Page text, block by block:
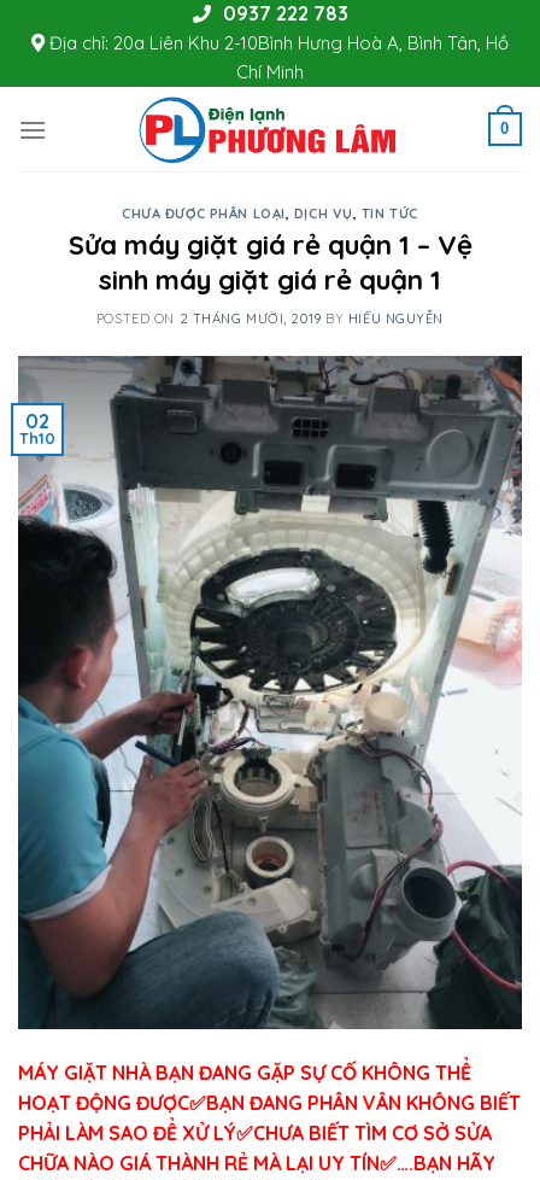
0937 222 783
Địa chỉ: 20a Liên Khu 2-10Bình Hưng Hoà A, Bình Tân, Hồ
Chí Minh
0
CHƯA ĐƯỢC PHÂN LOẠI, DỊCH VỤ, TIN TỨC
Sửa máy giặt giá rẻ quận 1 – Vệ
sinh máy giặt giá rẻ quận 1
POSTED ON 2 THÁNG MƯỜI, 2019 BY HIẾU NGUYỄN
02
Th10
MÁY GIẶT NHÀ BẠN ĐANG GẶP SỰ CỐ KHÔNG THỂ
HOẠT ĐỘNG ĐƯỢC✅BẠN ĐANG PHÂN VÂN KHÔNG BIẾT
PHẢI LÀM SAO ĐỂ XỬ LÝ✅CHƯA BIẾT TÌM CƠ SỞ SỬA
CHỮA NÀO GIÁ THÀNH RẺ MÀ LẠI UY TÍN✅….BẠN HÃY